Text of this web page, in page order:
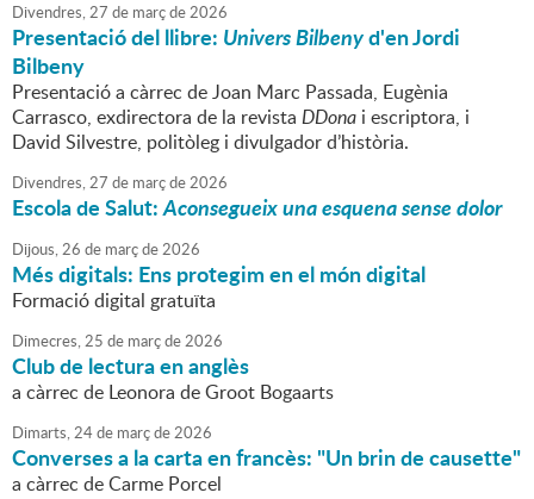
Divendres,27 de marçde2026
Presentació del llibre: Univers Bilbenyd'en Jordi
Bilbeny
Presentació a càrrec de Joan Marc Passada, Eugènia
Carrasco, exdirectora de la revista DDona i escriptora, i
David Silvestre, politòleg i divulgador d’història.
Divendres,27 de marçde2026
Escola de Salut:Aconsegueix una esquena sense dolor
Dijous,26 de marçde2026
Més digitals: Ens protegim en el món digital
Formació digital gratuïta
Dimecres,25 de marçde2026
Club de lectura en anglès
a càrrec de Leonora de Groot Bogaarts
Dimarts,24de marçde2026
Converses a la carta en francès: "Un brin de causette"
a càrrec de Carme Porcel